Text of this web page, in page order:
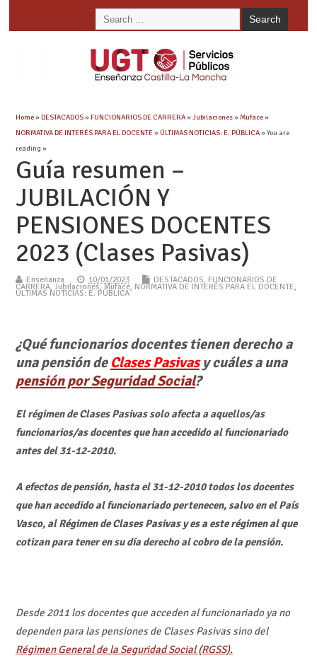
Home»DESTACADOS»FUNCIONARIOS DE CARRERA»Jubilaciones»Muface»
NORMATIVA DE INTERÉS PARA EL DOCENTE»ÚLTIMAS NOTICIAS: E. PÚBLICA» You are
reading »
Guía resumen –
JUBILACIÓN Y
PENSIONES DOCENTES
2023 (Clases Pasivas)
Enseñanza 10/01/2023 DESTACADOS, FUNCIONARIOS DE
CARRERA, Jubilaciones,Muface, NORMATIVA DE INTERÉS PARA EL DOCENTE,
ÚLTIMAS NOTICIAS: E. PÚBLICA
¿Qué funcionarios docentes tienen derecho a
una pensión de Clases Pasivasy cuáles a una
pensión por Seguridad Social?
El régimen de Clases Pasivas solo afecta a aquellos/as
funcionarios/as docentes que han accedido al funcionariado
antes del 31-12-2010.
A efectos de pensión, hasta el 31-12-2010 todos los docentes
que han accedido al funcionariado pertenecen, salvo en el País
Vasco, al Régimen de Clases Pasivas y es a este régimen al que
cotizan para tener en su día derecho al cobro de la pensión.
Desde 2011 los docentes que acceden al funcionariado ya no
dependen para las pensiones de Clases Pasivas sino del
Régimen General de la Seguridad Social (RGSS).